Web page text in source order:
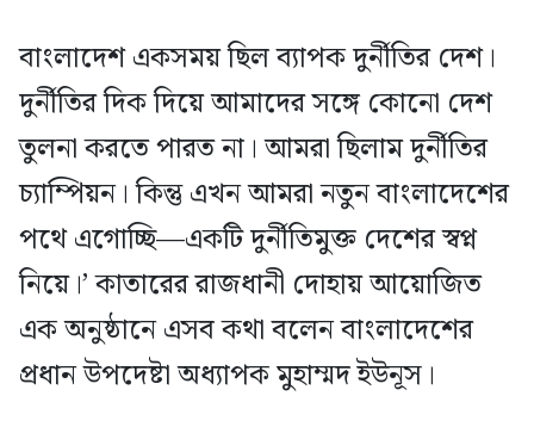
বাংলাদেশ একসময় ছিল ব্যাপক দুর্নীতির দেশ।
দুর্নীতির দিক দিয়ে আমাদের সঙ্গে কোনো দেশ
তুলনা করতে পারত না। আমরা ছিলাম দুর্নীতির
চ্যাম্পিয়ন। কিন্তু এখন আমরা নতুন বাংলাদেশের
পথে এগোচ্ছি—একটি দুর্নীতিমুক্ত দেশের স্বপ্ন
নিয়ে।’ কাতারের রাজধানী দোহায় আয়োজিত
এক অনুষ্ঠানে এসব কথা বলেন বাংলাদেশের
প্রধান উপদেষ্টা অধ্যাপক মুহাম্মদ ইউনূস।